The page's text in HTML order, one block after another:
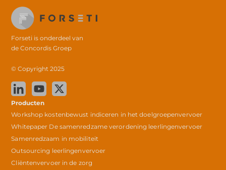
Forseti is onderdeel van
deConcordis Groep
© Copyright 2025
Producten
Workshop kostenbewust indiceren in het doelgroepenvervoer
Whitepaper De samenredzame verordening leerlingenvervoer
Samenredzaam in mobiliteit
Outsourcing leerlingenvervoer
Cliëntenvervoer in de zorg